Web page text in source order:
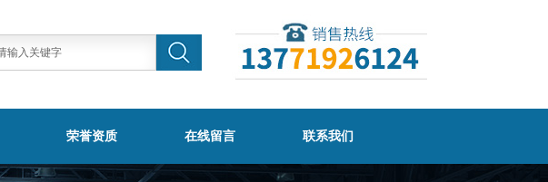
荣誉资质 在线留言 联系我们